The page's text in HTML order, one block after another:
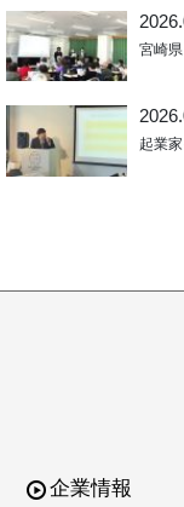
宮崎
起業
企業情報